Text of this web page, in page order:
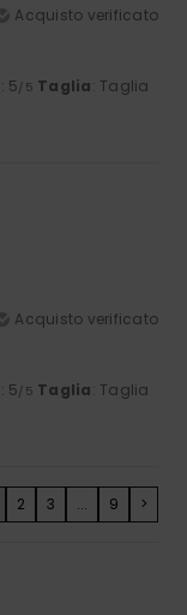
Acquisto verificato
: 5/5 Taglia: Taglia
Acquisto verificato
: 5/5 Taglia: Taglia
2 3 ... 9 >